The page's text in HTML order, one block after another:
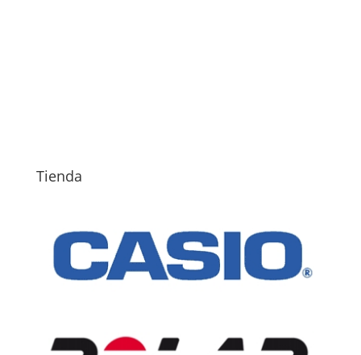
Tienda